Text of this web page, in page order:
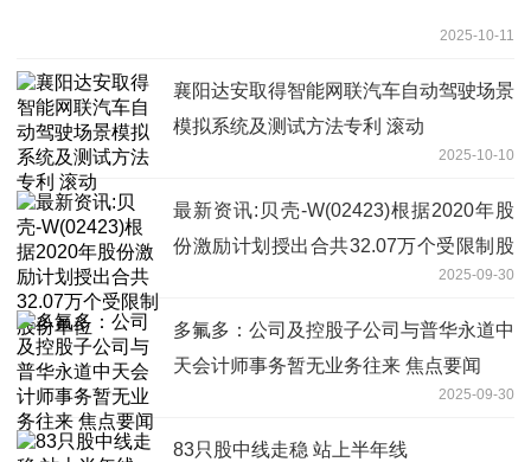
2025-10-11
襄阳达安取得智能网联汽车自动驾驶场景
模拟系统及测试方法专利 滚动
2025-10-10
最新资讯:贝壳-W(02423)根据2020年股
份激励计划授出合共32.07万个受限制股
2025-09-30
多氟多：公司及控股子公司与普华永道中
天会计师事务暂无业务往来 焦点要闻
2025-09-30
83只股中线走稳 站上半年线